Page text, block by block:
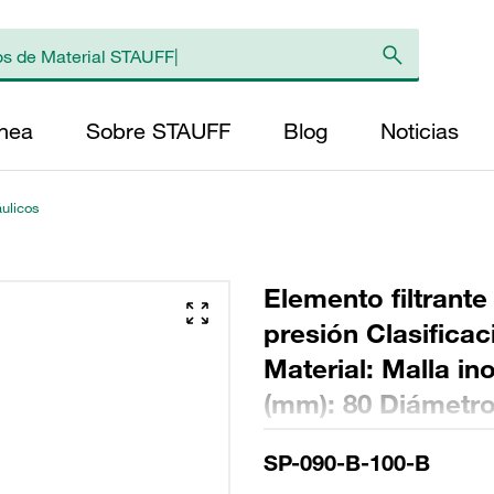
Sobre STAUFF Blog Noticias
Elemento
presión
Material: Malla
(mm): 80
SP-090-B-100-B